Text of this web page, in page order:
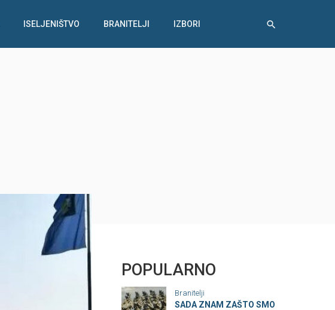
ISELJENIŠTVO BRANITELJI IZBORI
POPULARNO
Branitelji
SADA ZNAM ZAŠTO SMO